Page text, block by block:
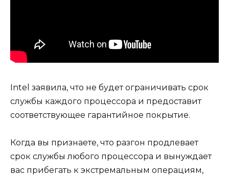
Intel заявила, что не будет ограничивать срок
службы каждого процессора и предоставит
соответствующее гарантийное покрытие.
Когда вы признаете, что разгон продлевает
срок службы любого процессора и вынуждает
вас прибегать к экстремальным операциям,